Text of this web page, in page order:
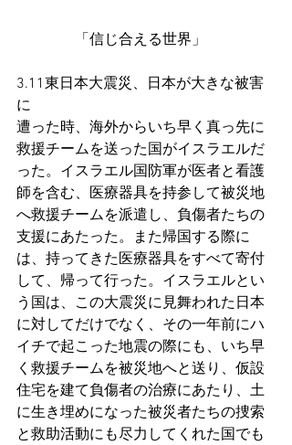
「信じ合える世界」
3.11東日本大震災、日本が大きな被害
に
遭った時、海外からいち早く真っ先に
救援チームを送った国がイスラエルだ
った。イスラエル国防軍が医者と看護
師を含む、医療器具を持参して被災地
へ救援チームを派遣し、負傷者たちの
支援にあたった。また帰国する際に
は、持ってきた医療器具をすべて寄付
して、帰って行った。イスラエルとい
う国は、この大震災に見舞われた日本
に対してだけでなく、その一年前にハ
イチで起こった地震の際にも、いち早
く救援チームを被災地へと送り、仮設
住宅を建て負傷者の治療にあたり、土
に生き埋めになった被災者たちの捜索
と救助活動にも尽力してくれた国でも